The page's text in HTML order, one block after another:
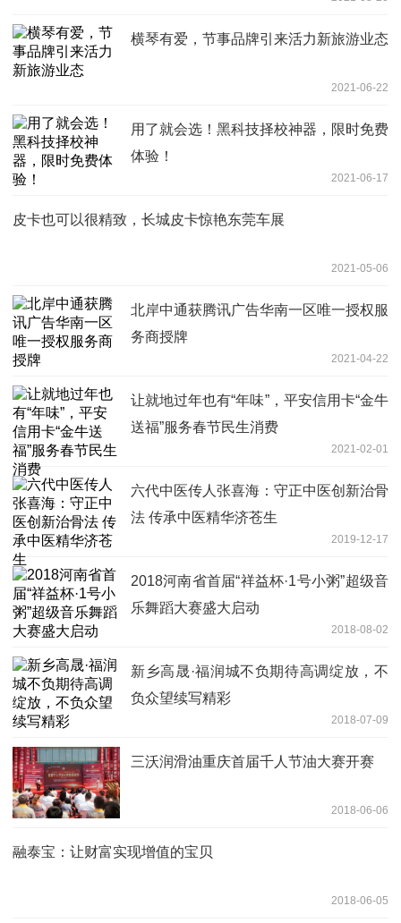
横琴有爱，节事品牌引来活力新旅游业态
2021-06-22
用了就会选！黑科技择校神器，限时免费
体验！
2021-06-17
皮卡也可以很精致，长城皮卡惊艳东莞车展
2021-05-06
北岸中通获腾讯广告华南一区唯一授权服
务商授牌
2021-04-22
让就地过年也有“年味”，平安信用卡“金牛
送福”服务春节民生消费
2021-02-01
六代中医传人张喜海：守正中医创新治骨
法 传承中医精华济苍生
2019-12-17
2018河南省首届“祥益杯·1号小粥”超级音
乐舞蹈大赛盛大启动
2018-08-02
新乡高晟·福润城不负期待高调绽放，不
负众望续写精彩
2018-07-09
三沃润滑油重庆首届千人节油大赛开赛
2018-06-06
融泰宝：让财富实现增值的宝贝
2018-06-05